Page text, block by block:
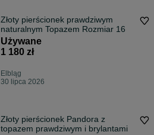
Złoty pierścionek prawdziwym
naturalnym Topazem Rozmiar 16
Używane
1 180 zł
Elbląg
30 lipca 2026
Złoty pierścionek Pandora z
topazem prawdziwym i brylantami